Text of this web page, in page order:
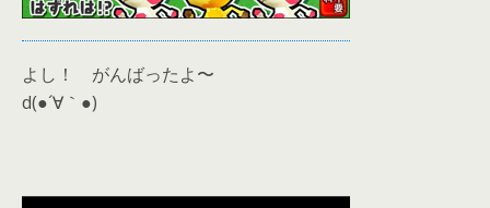
よし！ がんばったよ〜
d(●´∀｀●)